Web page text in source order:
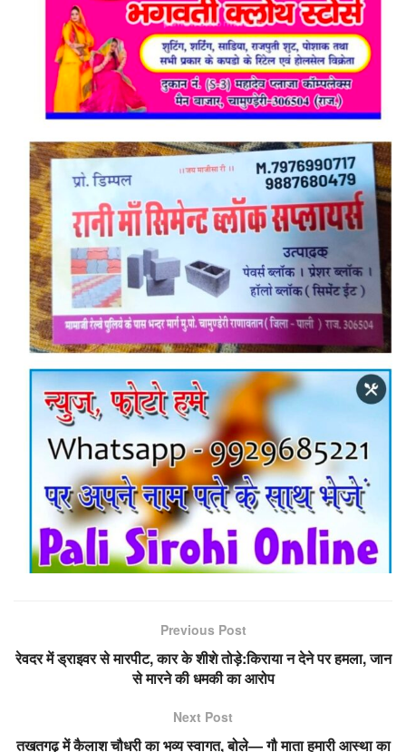
Previous Post
रेवदर में ड्राइवर से मारपीट, कार के शीशे तोड़े:किराया न देने पर हमला, जान
से मारने की धमकी का आरोप
Next Post
तखतगढ़ में कैलाश चौधरी का भव्य स्वागत, बोले— गौ माता हमारी आस्था का